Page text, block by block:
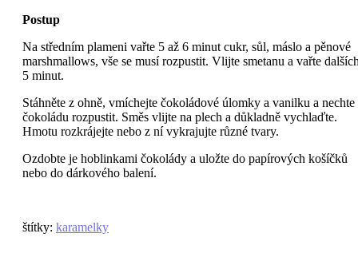
Postup
Na středním plameni vařte 5 až 6 minut cukr, sůl, máslo a pěnové
marshmallows, vše se musí rozpustit. Vlijte smetanu a vařte
5 minut.
Stáhněte z ohně, vmíchejte čokoládové úlomky a vanilku a nechte
čokoládu rozpustit. Směs vlijte na plech a důkladně vychlaďte.
Hmotu rozkrájejte nebo z ní vykrajujte různé tvary.
Ozdobte je hoblinkami čokolády a uložte do papírových košíčků
nebo do dárkového balení.
štítky: karamelky